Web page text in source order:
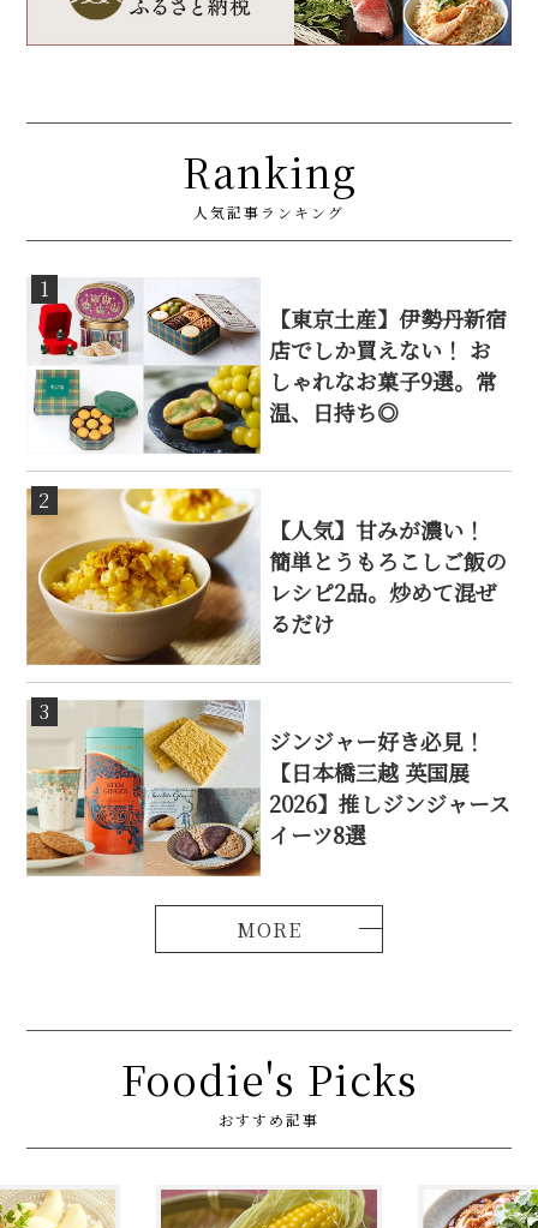
Ranking
人気記事ランキング
1
【東京土産】伊勢丹新宿
店でしか買えない！ お
しゃれなお菓子9選。常
温、日持ち◎
2
【人気】甘みが濃い！
簡単とうもろこしご飯の
レシピ2品。炒めて混ぜ
るだけ
3
ジンジャー好き必見！
【日本橋三越 英国展
2026】推しジンジャース
イーツ8選
Foodie's Picks
おすすめ記事